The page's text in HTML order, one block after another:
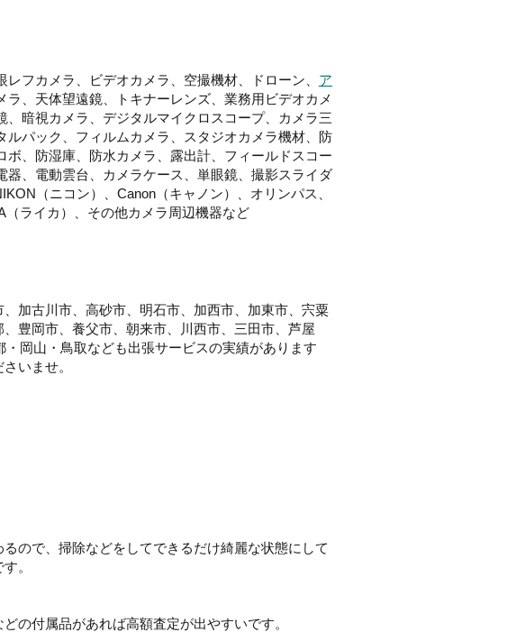
フカメラ、ビデオカメラ、空撮機材、ドローン、 ア
ラ、天体望遠鏡、トキナーレンズ、業務用ビデオカメ
、暗視カメラ、デジタルマイクロスコープ、カメラ三
ルパック、フィルムカメラ、スタジオカメラ機材、防
、防湿庫、防水カメラ、露出計、フィールドスコー
器、電動雲台、カメラケース、単眼鏡、撮影スライダ
（ニコン）、Canon（キャノン）、オリンパス、
ライカ）、その他カメラ周辺機器など
加古川市、高砂市、明石市、加西市、加東市、宍粟
豊岡市、養父市、朝来市、川西市、三田市、芦屋
岡山・鳥取なども出張サービスの実績があります
いませ。
ので、掃除などをしてできるだけ綺麗な状態にして
。
の付属品があれば高額査定が出やすいです。